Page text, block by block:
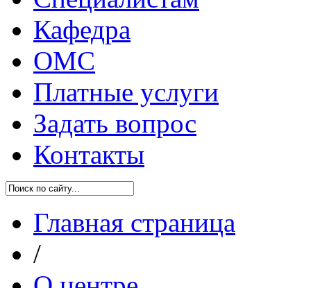
Кафедра
ОМС
Платные услуги
Задать вопрос
Контакты
Главная страница
/